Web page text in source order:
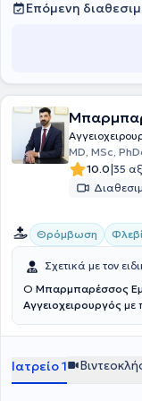
ιατρείο
υπηρεσίες στις
Επόμενη
MD, MSc,
10.0|35
Θρόμβωση
Σχετικά με τον
Ο Μπαρμπαρέσσος
Αγγειοχειρουργός με
εντός του Ιδιωτικού Πολυϊατρείου Top Meds στην Νέα Σμύρνη. Είναι
του στο Γενικό
στην συνέχεια ως
Ιατρείο 1